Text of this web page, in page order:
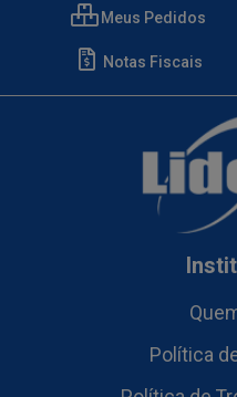
Meus Pedidos
Notas Fiscais
Política